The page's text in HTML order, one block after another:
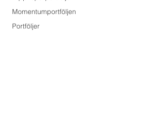
Momentumportföljen
Portföljer